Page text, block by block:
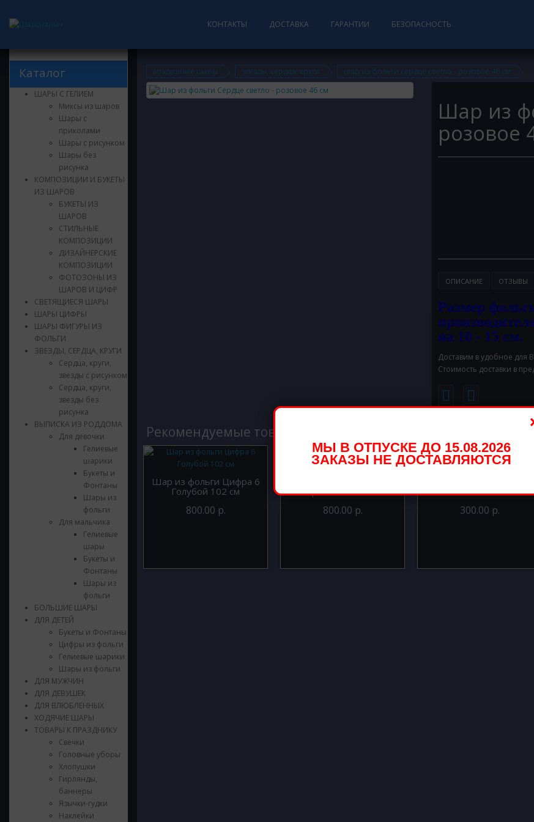
КОНТАКТЫ ДОСТАВКА ГАРАНТИИ БЕЗОПАСНОСТЬ
Каталог
ШАРЫ С ГЕЛИЕМ
Миксы из шаров
Шары с
приколами
Шары с рисунком
Шары без
рисунка
КОМПОЗИЦИИ И БУКЕТЫ
ИЗ ШАРОВ
БУКЕТЫ ИЗ
ШАРОВ
СТИЛЬНЫЕ
КОМПОЗИЦИИ
ДИЗАЙНЕРСКИЕ
КОМПОЗИЦИИ
ФОТОЗОНЫ ИЗ
ШАРОВ И ЦИФР
СВЕТЯЩИЕСЯ ШАРЫ
ШАРЫ ЦИФРЫ
ШАРЫ ФИГУРЫ ИЗ
ФОЛЬГИ
ЗВЕЗДЫ, СЕРДЦА, КРУГИ
Сердца, круги,
звезды с рисунком
Сердца, круги,
звезды без
рисунка
ВЫПИСКА ИЗ РОДДОМА
Для девочки
Гелиевые
шарики
Букеты и
Фонтаны
Шары из
фольги
Для мальчика
Гелиевые
шары
Букеты и
Фонтаны
Шары из
фольги
БОЛЬШИЕ ШАРЫ
ДЛЯ ДЕТЕЙ
Букеты и Фонтаны
Цифры из фольги
Гелиевые шарики
Шары из фольги
ДЛЯ МУЖЧИН
ДЛЯ ДЕВУШЕК
ДЛЯ ВЛЮБЛЕННЫХ
ХОДЯЧИЕ ШАРЫ
ТОВАРЫ К ПРАЗДНИКУ
Свечки
Головные уборы
Хлопушки
Гирлянды,
баннеры
Язычки-гудки
Наклейки
воздушные шары звезды, сердца, круги шар из фольги сердце светло - розовое 46 см
Шар из
розовое
ОПИСАНИЕ ОТЗЫВЫ
Размер
на 10 - 15 см.
Доставим в удобное для
Стоимость доставки в
Рекомендуемые товары
Шар из фольги Цифра 6
Голубой 102 см
800.00 р.
Сиреневый 102 см.
800.00 р.
синее 46 см
300.00 р.
МЫ В ОТПУСКЕ ДО 15.08.2026
ЗАКАЗЫ НЕ ДОСТАВЛЯЮТСЯ